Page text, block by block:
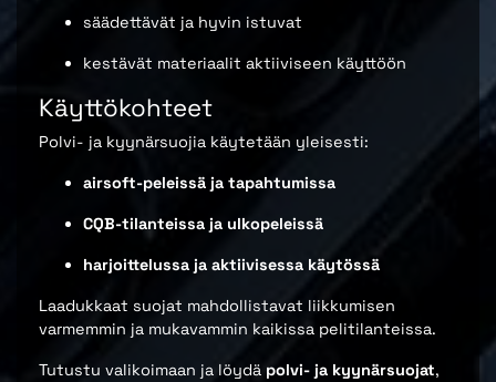
säädettävät ja hyvin istuvat
kestävät materiaalit aktiiviseen käyttöön
Käyttökohteet
Polvi- ja kyynärsuojia käytetään yleisesti:
airsoft-peleissä ja tapahtumissa
CQB-tilanteissa ja ulkopeleissä
harjoittelussa ja aktiivisessa käytössä
Laadukkaat suojat mahdollistavat liikkumisen
varmemmin ja mukavammin kaikissa pelitilanteissa.
Tutustu valikoimaan ja löydä polvi- ja kyynärsuojat,